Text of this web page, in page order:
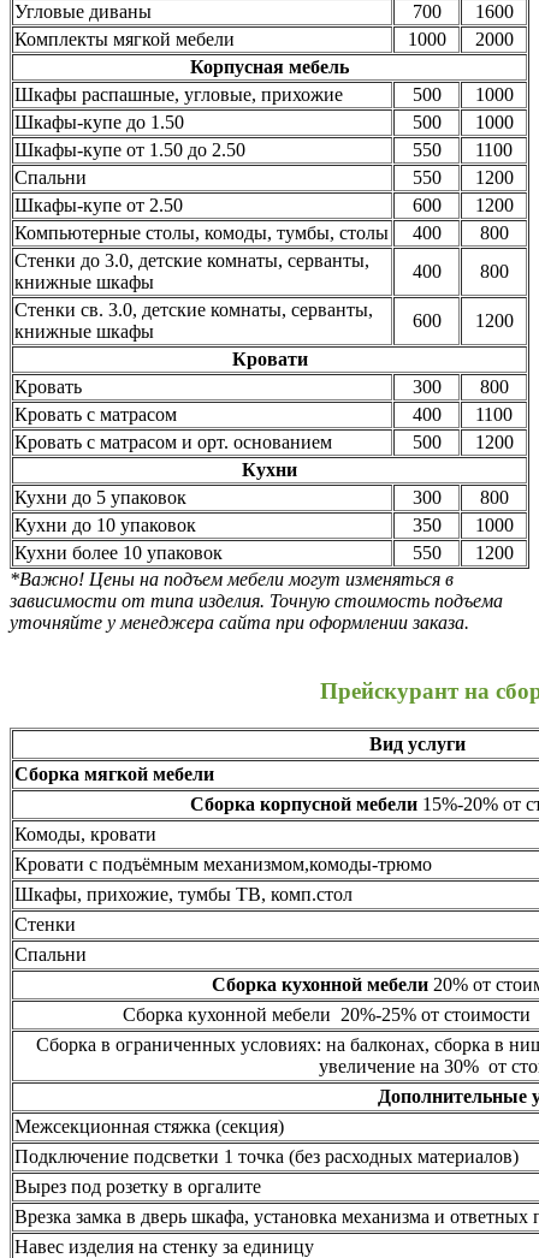
Угловые диваны
700
1600
Комплекты мягкой мебели
1000
2000
Корпусная мебель
Шкафы распашные, угловые, прихожие
500
1000
Шкафы-купе до 1.50
500
1000
Шкафы-купе от 1.50 до 2.50
550
1100
Спальни
550
1200
Шкафы-купе от 2.50
600
1200
Компьютерные столы, комоды, тумбы, столы
400
800
Стенки до 3.0, детские комнаты, серванты,
книжные шкафы
400
800
Стенки св. 3.0, детские комнаты, серванты,
книжные шкафы
600
1200
Кровати
Кровать
300
800
Кровать с матрасом
400
1100
Кровать с матрасом и орт. основанием
500
1200
Кухни
Кухни до 5 упаковок
300
800
Кухни до 10 упаковок
350
1000
Кухни более 10 упаковок
550
1200
*Важно! Цены на подъем мебели могут изменяться в
зависимости от типа изделия. Точную стоимость подъема
уточняйте у менеджера сайта при оформлении заказа.
Прейскурант на
Вид услуги
Сборка мягкой мебели
Сборка корпусной мебели15%-20% от
Комоды, кровати
Кровати с подъёмным механизмом,комоды-трюмо
Шкафы, прихожие, тумбы ТВ, комп.стол
Стенки
Спальни
Сборка кухонной мебели20% от
Сборка кухонной мебели 20%-25% от стоимости
Сборка в ограниченных условиях: на балконах, сборка в
увеличение на 30% от
Дополнительные
Межсекционная стяжка (секция)
Подключение подсветки 1 точка (без расходных материалов)
Вырез под розетку в оргалите
Врезка замка в дверь шкафа, установка механизма и ответных
Навес изделия на стенку за единицу